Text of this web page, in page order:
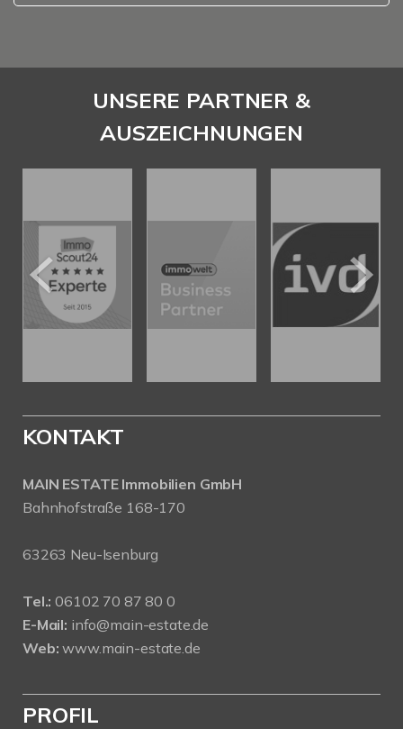
UNSERE PARTNER &
AUSZEICHNUNGEN
KONTAKT
MAIN ESTATE Immobilien GmbH
Bahnhofstraße 168-170
63263 Neu-Isenburg
Tel.: 06102 70 87 80 0
E-Mail: info@main-estate.de
Web: www.main-estate.de
PROFIL